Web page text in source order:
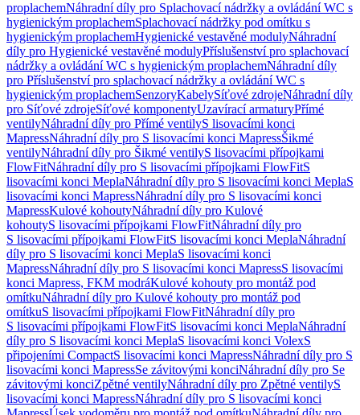
proplachemNáhradní díly pro Splachovací nádržky a ovládání WC s
hygienickým proplachemSplachovací nádržky pod omítku s
hygienickým proplachemHygienické vestavěné modulyNáhradní
díly pro Hygienické vestavěné modulyPříslušenství pro splachovací
nádržky a ovládání WC s hygienickým proplachemNáhradní díly
pro Příslušenství pro splachovací nádržky a ovládání WC s
hygienickým proplachemSenzoryKabelySíťové zdrojeNáhradní díly
pro Síťové zdrojeSíťové komponentyUzavírací armaturyPřímé
ventilyNáhradní díly pro Přímé ventilyS lisovacími konci
MapressNáhradní díly pro S lisovacími konci MapressŠikmé
ventilyNáhradní díly pro Šikmé ventilyS lisovacími přípojkami
FlowFitNáhradní díly pro S lisovacími přípojkami FlowFitS
lisovacími konci MeplaNáhradní díly pro S lisovacími konci MeplaS
lisovacími konci MapressNáhradní díly pro S lisovacími konci
MapressKulové kohoutyNáhradní díly pro Kulové
kohoutyS lisovacími přípojkami FlowFitNáhradní díly pro
S lisovacími přípojkami FlowFitS lisovacími konci MeplaNáhradní
díly pro S lisovacími konci MeplaS lisovacími konci
MapressNáhradní díly pro S lisovacími konci MapressS lisovacími
konci Mapress, FKM modráKulové kohouty pro montáž pod
omítkuNáhradní díly pro Kulové kohouty pro montáž pod
omítkuS lisovacími přípojkami FlowFitNáhradní díly pro
S lisovacími přípojkami FlowFitS lisovacími konci MeplaNáhradní
díly pro S lisovacími konci MeplaS lisovacími konci VolexS
připojeními CompactS lisovacími konci MapressNáhradní díly pro S
lisovacími konci MapressSe závitovými konciNáhradní díly pro Se
závitovými konciZpětné ventilyNáhradní díly pro Zpětné ventilyS
lisovacími konci MapressNáhradní díly pro S lisovacími konci